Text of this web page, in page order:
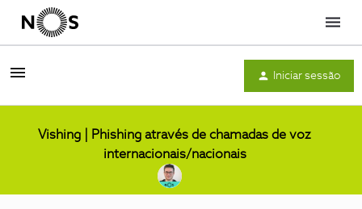
Menu
Iniciar sessão
Vishing | Phishing através de chamadas de voz
internacionais/nacionais